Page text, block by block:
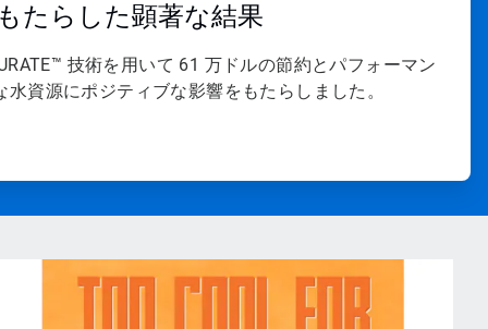
たらした顕著な結果
技術を用いて 61 万ドルの節約とパフォーマン
資源にポジティブな影響をもたらしました。